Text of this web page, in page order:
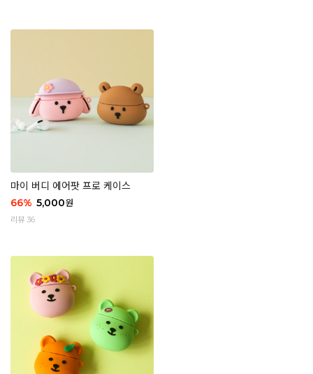
마이 버디 에어팟 프로 케이스
66% 5,000원
리뷰 36